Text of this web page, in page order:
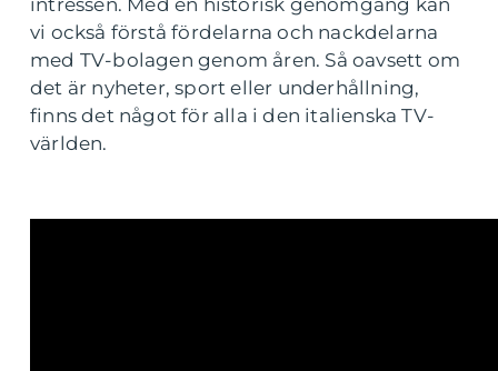
vi också förstå fördelarna och nackdelarna
med TV-bolagen genom åren. Så oavsett om
det är nyheter, sport eller underhållning,
finns det något för alla i den italienska TV-
världen.